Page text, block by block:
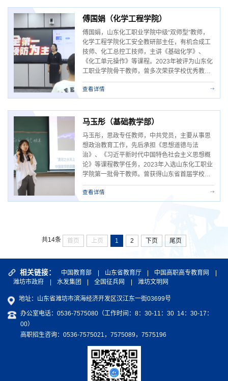
篇。作为一名共产党员，始终严格要求自己，注
重政治理论学习，坚守自己的初心和使命，...
傅国娟（化学工程学院）
傅国娟，山东化工职业学院中级“双师型”教师，
化学工程学院化工安全教研部主任，有机合成工
技师、化工总控工技师，主讲《基础化学》、
《化工单元操作》等课程。2023年被评为山东化
工职业学院骨干教师，曾多次荣获学校优秀教
师、优秀共产党员、万华最美教师、三八巾帼标
兵等荣誉称号。从教以来，深耕教学，将理论实
践相结合，发挥双师型教师的作用。她主持山东
省高等教育研究课题两项，参与“十三五“、”十四
五“规划课题两项，省级教改课题三项，...
查看详情
马玉彤（基础教学部）
马玉彤，思政专任教师，中共党员，主要从事思
想政治教育工作，先后承担《思想道德与法
治》、《习近平新时代中国特色社会主义思想概
论》等课程教学任务，2023年入选山东化工职业
学院第一批骨干教师。曾获得山东省首届学校思
政课教学设计大赛一等奖；山东省第二届学校思
想政治理论课教学比赛二等奖；山东省国家安全
教育优秀课例二等奖；山东省第十届高校青年教
查看详情
共14条 首页 上页 1 2 下页 尾页
相关链接： 中国教育部 | 山东省教育厅 | 中国高职高专教育网
|
潍坊市政府
| 水发集团 | 全国征兵网 | 潍坊文明网
地址：山东省潍坊市滨海经济开发区汉江东一街03699号
办公室电话：0536-7575080（工作时间：8：30-11：30 14：30-17：
00）
高职招生咨询：0536-7575021，7575089，7575196